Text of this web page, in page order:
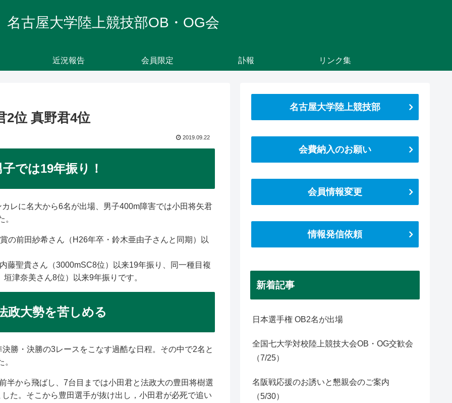
名古屋大学陸上競技部OB・OG会
近況報告 会員限定 訃報 リンク集
2位 真野君4位
2019.09.22
では19年振り！
レに名大から6名が出場、男子400m障害では小田将矢君
。
の前田紗希さん（H26年卒・鈴木亜由子さんと同期）以
藤聖貴さん（3000mSC8位）以来19年振り、同一種目複
津奈美さん8位）以来9年振りです。
政大勢を苦しめる
勝・決勝の3レースをこなす過酷な日程。その中で2名と
半から飛ばし、7台目までは小田君と法政大の豊田将樹選
た。そこから豊田選手が抜け出し，小田君が必死で追い
名古屋大学陸上競技部
会費納入のお願い
会員情報変更
情報発信依頼
新着記事
日本選手権 OB2名が出場
全国七大学対校陸上競技大会OB・OG交歓会
（7/25）
名阪戦応援のお誘いと懇親会のご案内
（5/30）